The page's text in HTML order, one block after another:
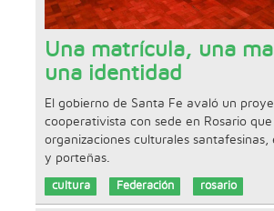
Una matrícula, una
una identidad
El gobierno de Santa Fe avaló un
cooperativista con sede en Rosario
organizaciones culturales santafesinas,
y porteñas.
cultura Federación rosario